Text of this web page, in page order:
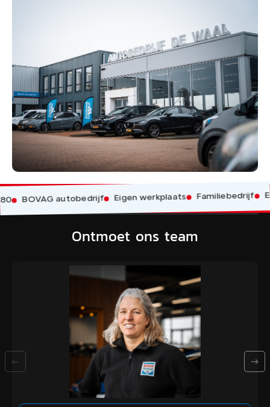
BOVAG autobedrijf Eigen werkplaats Familiebedrijf
Ontmoet ons team